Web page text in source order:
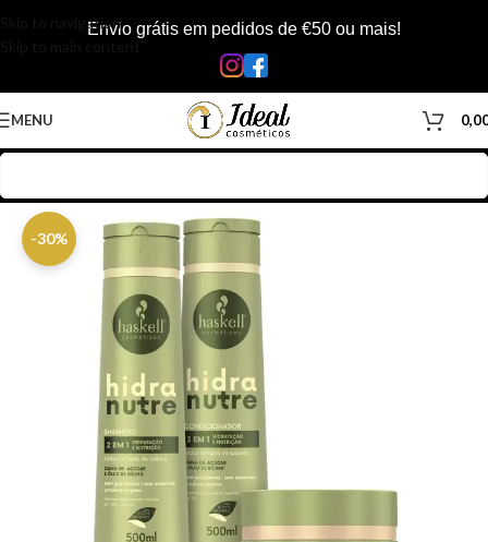
Skip to navigationEnvio grátis em pedidos de €50 ou mais!
MENU
-30%